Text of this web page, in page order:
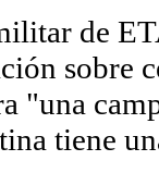
de
sobre
"una
tiene